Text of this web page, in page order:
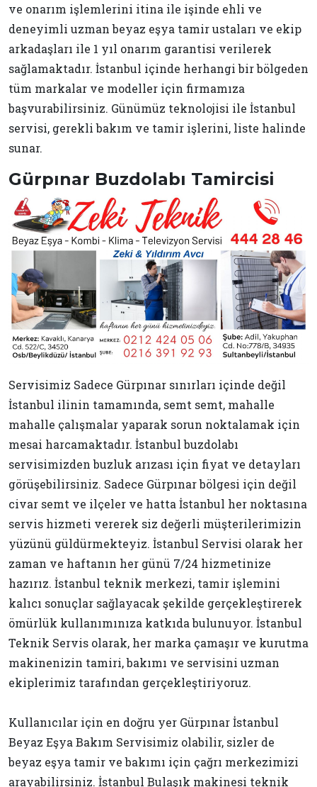
ve onarım işlemlerini itina ile işinde ehli ve
deneyimli uzman beyaz eşya tamir ustaları ve ekip
arkadaşları ile 1 yıl onarım garantisi verilerek
sağlamaktadır. İstanbul içinde herhangi bir bölgeden
tüm markalar ve modeller için firmamıza
başvurabilirsiniz. Günümüz teknolojisi ile İstanbul
servisi, gerekli bakım ve tamir işlerini, liste halinde
sunar.
Gürpınar Buzdolabı Tamircisi
Servisimiz Sadece Gürpınar sınırları içinde değil
İstanbul ilinin tamamında, semt semt, mahalle
mahalle çalışmalar yaparak sorun noktalamak için
mesai harcamaktadır. İstanbul buzdolabı
servisimizden buzluk arızası için fiyat ve detayları
görüşebilirsiniz. Sadece Gürpınar bölgesi için değil
civar semt ve ilçeler ve hatta İstanbul her noktasına
servis hizmeti vererek siz değerli müşterilerimizin
yüzünü güldürmekteyiz. İstanbul Servisi olarak her
zaman ve haftanın her günü 7/24 hizmetinize
hazırız. İstanbul teknik merkezi, tamir işlemini
kalıcı sonuçlar sağlayacak şekilde gerçekleştirerek
ömürlük kullanımınıza katkıda bulunuyor. İstanbul
Teknik Servis olarak, her marka çamaşır ve kurutma
makinenizin tamiri, bakımı ve servisini uzman
ekiplerimiz tarafından gerçekleştiriyoruz.
Kullanıcılar için en doğru yer Gürpınar İstanbul
Beyaz Eşya Bakım Servisimiz olabilir, sizler de
beyaz eşya tamir ve bakımı için çağrı merkezimizi
arayabilirsiniz. İstanbul Bulaşık makinesi teknik